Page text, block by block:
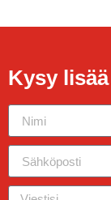
Kysy lisää